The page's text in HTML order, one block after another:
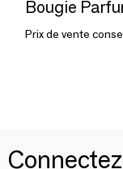
Prix de vente